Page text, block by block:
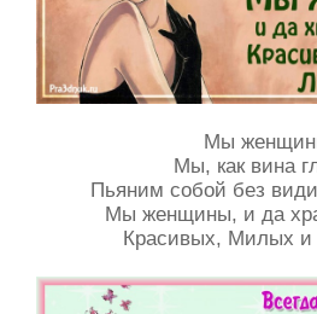
Мы
Мы, как вина
Пьяним собой без
Мы женщины, и да
Красивых, Милых